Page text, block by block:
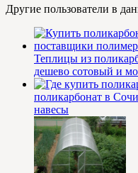
Другие пользователи в
Теплицы из
дешево сотовый и
поликарбонат в
навесы